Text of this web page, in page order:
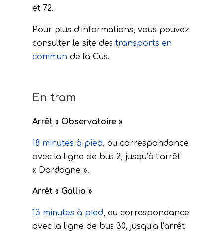
et 72.
Pour plus d’informations, vous pouvez
consulter le site des transports en
commun de la Cus.
En tram
Arrêt « Observatoire »
18 minutes à pied, ou correspondance
avec la ligne de bus 2, jusqu’à l’arrêt
« Dordogne ».
Arrêt « Gallia »
13 minutes à pied, ou correspondance
avec la ligne de bus 30, jusqu’a l’arrêt